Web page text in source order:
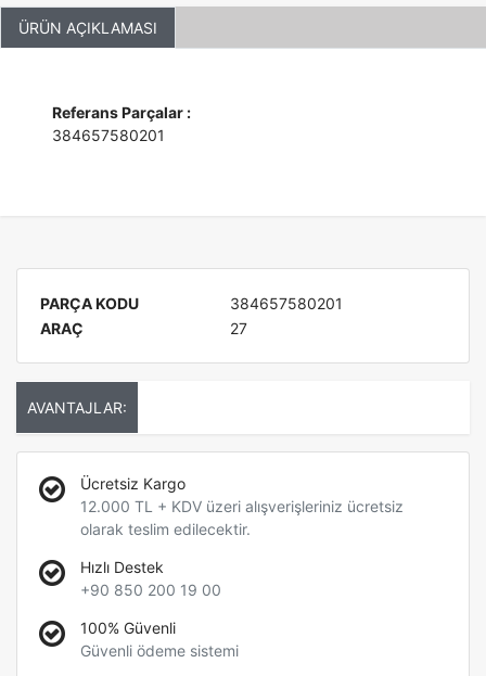
ÜRÜN AÇIKLAMASI
Referans Parçalar :
384657580201
PARÇA KODU
384657580201
ARAÇ
27
AVANTAJLAR:
Ücretsiz Kargo
12.000 TL + KDV üzeri alışverişleriniz ücretsiz
olarak teslim edilecektir.
Hızlı Destek
+90 850 200 19 00
100% Güvenli
Güvenli ödeme sistemi